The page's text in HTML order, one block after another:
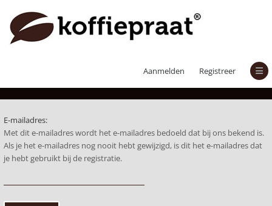
Aanmelden Registreer
E-mailadres:
Met dit e-mailadres wordt het e-mailadres bedoeld dat bij ons bekend is.
Als je het e-mailadres nog nooit hebt gewijzigd, is dit het e-mailadres dat
je hebt gebruikt bij de registratie.